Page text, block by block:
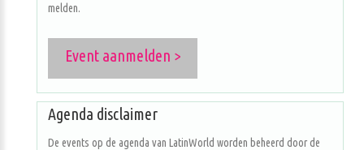
melden.
Event aanmelden >
Agenda disclaimer
De events op de agenda van LatinWorld worden beheerd door de